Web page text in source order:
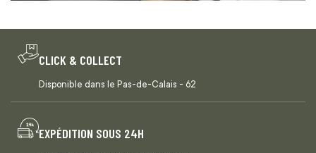
CLICK & COLLECT
Disponible dans le Pas-de-Calais - 62
EXPÉDITION SOUS 24H